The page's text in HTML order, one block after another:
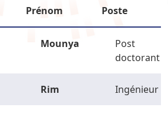
Prénom Poste
Mounya
Post
doctorant
Rim Ingénieur